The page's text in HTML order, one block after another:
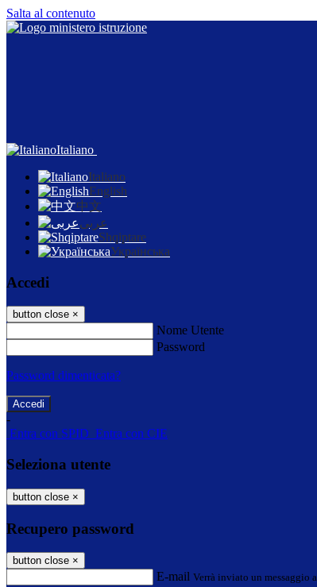
Salta al contenuto
Italiano
Italiano
English
中文
عربى
Shqiptare
Українська
Accedi
button close ×
Nome Utente
Password
Password dimenticata?
-
Entra con SPID Entra con CIE
Seleziona utente
button close ×
Recupero password
button close ×
E-mail Verrà inviato un messaggio